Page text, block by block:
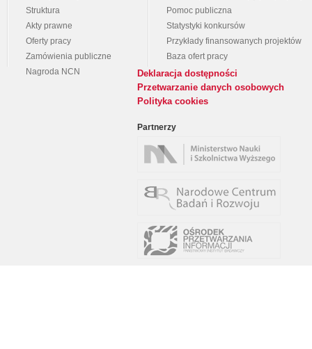
Struktura
Akty prawne
Oferty pracy
Zamówienia publiczne
Nagroda NCN
Pomoc publiczna
Statystyki konkursów
Przykłady finansowanych projektów
Baza ofert pracy
Deklaracja dostępności
Przetwarzanie danych osobowych
Polityka cookies
Partnerzy